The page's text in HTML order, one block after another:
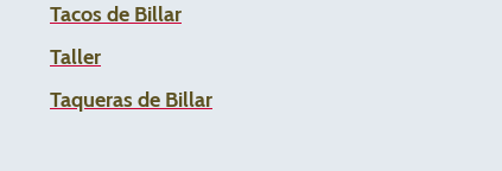
Tacos de Billar
Taller
Taqueras de Billar